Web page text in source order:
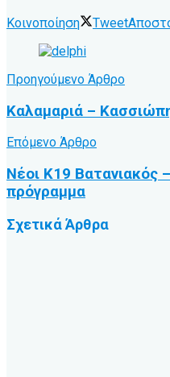
Κοινοποίηση Tweet
Προηγούμενο Άρθρο
Καλαμαριά –
Επόμενο Άρθρο
Νέοι Κ19
πρόγραμμα
ΣχετικάΆρθρα